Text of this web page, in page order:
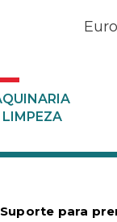
LIMPEZA
Suporte para